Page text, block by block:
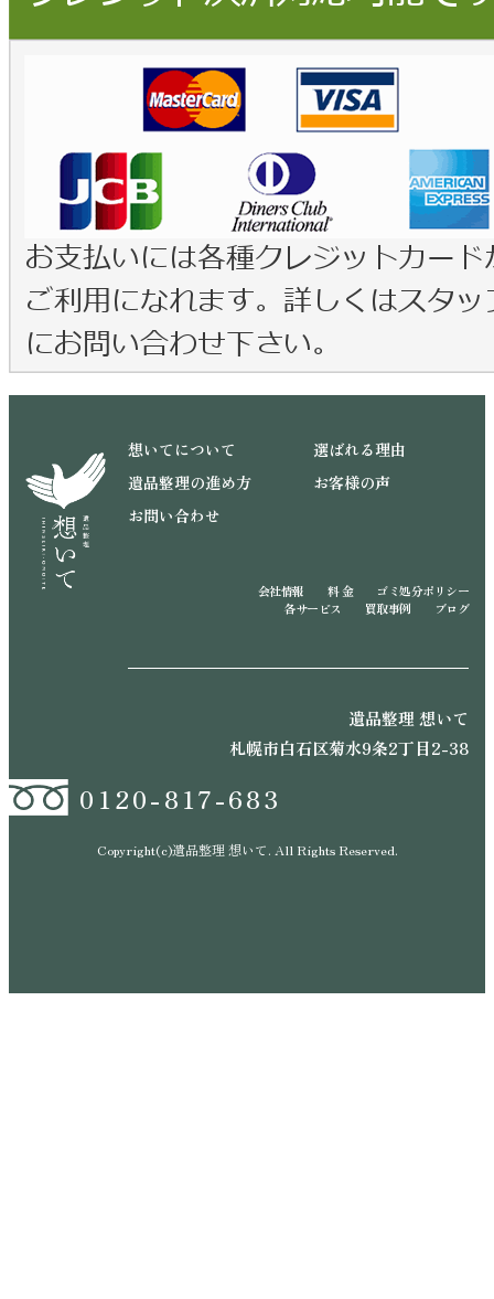
想いてについて
選ばれる理由
遺品整理の進め方
お客様の声
お問い合わせ
会社情報 料 金
ゴミ処分ポリシー
各サービス
買取事例 ブログ
遺品整理 想いて
札幌市白石区菊水9条2丁目2-38
0120-817-683
Copyright(c)遺品整理 想いて. All Rights Reserved.